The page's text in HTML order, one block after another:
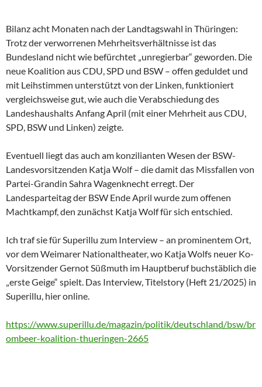
Bilanz acht Monaten nach der Landtagswahl in Thüringen:
Trotz der verworrenen Mehrheitsverhältnisse ist das
Bundesland nicht wie befürchtet „unregierbar“ geworden. Die
neue Koalition aus CDU, SPD und BSW – offen geduldet und
mit Leihstimmen unterstützt von der Linken, funktioniert
vergleichsweise gut, wie auch die Verabschiedung des
Landeshaushalts Anfang April (mit einer Mehrheit aus CDU,
SPD, BSW und Linken) zeigte.
Eventuell liegt das auch am konzilianten Wesen der BSW-
Landesvorsitzenden Katja Wolf – die damit das Missfallen von
Partei-Grandin Sahra Wagenknecht erregt. Der
Landesparteitag der BSW Ende April wurde zum offenen
Machtkampf, den zunächst Katja Wolf für sich entschied.
Ich traf sie für Superillu zum Interview – an prominentem Ort,
vor dem Weimarer Nationaltheater, wo Katja Wolfs neuer Ko-
Vorsitzender Gernot Süßmuth im Hauptberuf buchstäblich die
„erste Geige“ spielt. Das Interview, Titelstory (Heft 21/2025) in
Superillu, hier online.
https://www.superillu.de/magazin/politik/deutschland/bsw/br
ombeer-koalition-thueringen-2665